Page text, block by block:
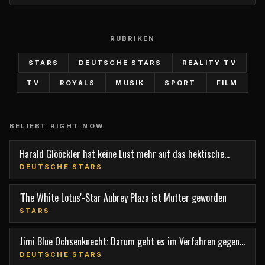
RUBRIKEN
STARS DEUTSCHE STARS REALITY TV
TV ROYALS MUSIK SPORT FILM
BELIEBT RIGHT NOW
Harald Glööckler hat keine Lust mehr auf das hektische
Berlin
DEUTSCHE STARS
'The White Lotus'-Star Aubrey Plaza ist Mutter geworden
STARS
Jimi Blue Ochsenknecht: Darum geht es im Verfahren gegen
den TV-Star
DEUTSCHE STARS